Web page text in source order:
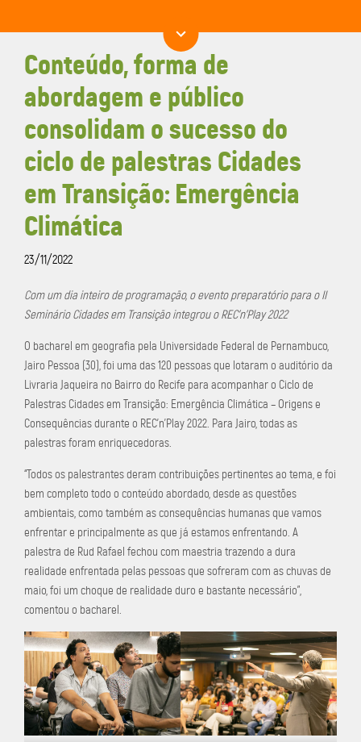
Conteúdo, forma de
abordagem e público
consolidam o sucesso do
ciclo de palestras Cidades
em Transição: Emergência
Climática
23/11/2022
Com um dia inteiro de programação, o evento preparatório para o II
Seminário Cidades em Transição integrou o REC’n’Play 2022
O bacharel em geografia pela Universidade Federal de Pernambuco,
Jairo Pessoa (30), foi uma das 120 pessoas que lotaram o auditório da
Livraria Jaqueira no Bairro do Recife para acompanhar o Ciclo de
Palestras Cidades em Transição: Emergência Climática – Origens e
Consequências durante o REC’n’Play 2022. Para Jairo, todas as
palestras foram enriquecedoras.
“Todos os palestrantes deram contribuições pertinentes ao tema, e foi
bem completo todo o conteúdo abordado, desde as questões
ambientais, como também as consequências humanas que vamos
enfrentar e principalmente as que já estamos enfrentando. A
palestra de Rud Rafael fechou com maestria trazendo a dura
realidade enfrentada pelas pessoas que sofreram com as chuvas de
maio, foi um choque de realidade duro e bastante necessário”,
comentou o bacharel.